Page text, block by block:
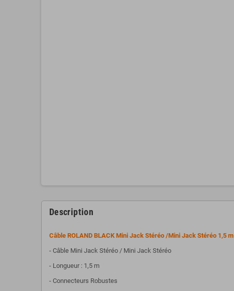
Description
Câble ROLAND BLACK Mini Jack Stéréo /Mini Jack Stéréo 1,5 m
- Câble Mini Jack Stéréo / Mini Jack Stéréo
- Longueur : 1,5 m
- Connecteurs Robustes